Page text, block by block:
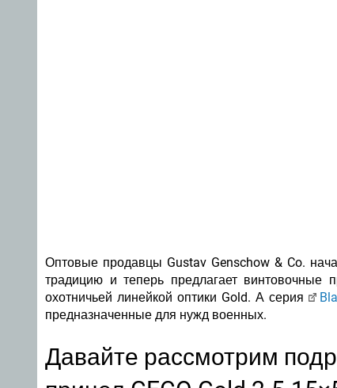
Оптовые продавцы Gustav Genschow & Co.
традицию и теперь предлагает винтовочные
охотничьей линейкой оптики Gold. А серия
предназначенные для нужд военных.
Давайте рассмотрим